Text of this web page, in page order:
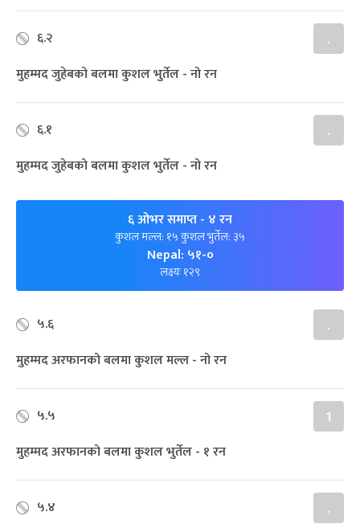
६.२ .
मुहम्मद जुहेबको बलमा कुशल भुर्तेल - नो रन
६.१ .
मुहम्मद जुहेबको बलमा कुशल भुर्तेल - नो रन
६ ओभर समाप्त- ४ रन
कुशल मल्ल: १५ कुशल भुर्तेल: ३५
Nepal: ५१-०
लक्ष्यः १२९
५.६ .
मुहम्मद अरफानको बलमा कुशल मल्ल - नो रन
५.५ 1
मुहम्मद अरफानको बलमा कुशल भुर्तेल - १ रन
५.४ .